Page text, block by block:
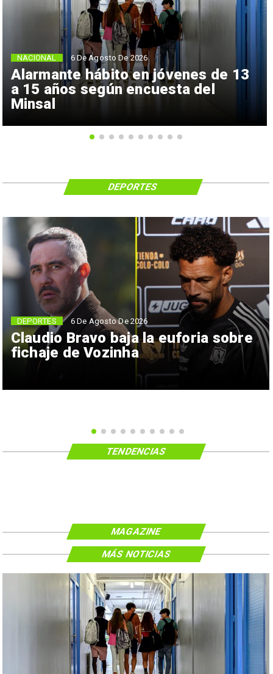
Alarmante hábito en jóvenes de 13
a 15 años según encuesta del
Minsal
NACIONAL 6 De Agosto De 2026
Claudio Bravo baja la euforia sobre
fichaje de Vozinha
DEPORTES 6 De Agosto De 2026
DEPORTES
TENDENCIAS
MAGAZINE
MÁS NOTICIAS